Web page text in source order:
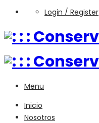
Login / Register
Menu
Inicio
Nosotros